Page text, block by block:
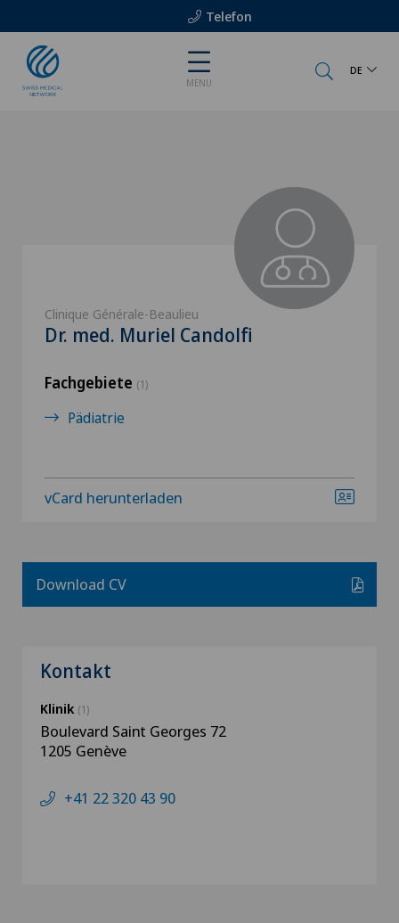
Telefon
MENU
DE
Clinique Générale-Beaulieu
Dr. med. Muriel Candolfi
Fachgebiete (1)
Pädiatrie
vCard herunterladen
Download CV
Kontakt
Klinik (1)
Boulevard Saint Georges 72
1205 Genève
+41 22 320 43 90